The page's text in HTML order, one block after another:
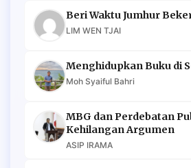
Beri Waktu Jumhur
LIM WEN TJAI
Menghidupkan Buku di
Moh Syaiful Bahri
MBG dan Perdebatan
Kehilangan Argumen
ASIP IRAMA